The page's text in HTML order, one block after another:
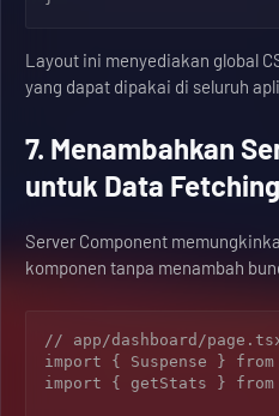
Layout ini menyediakan global
yang dapat dipakai di seluruh
7. Menambahkan
untuk Data Fetching
Server Component
komponen tanpa menambah
// app/dashboard/
import { Suspense }
import { getStats } from